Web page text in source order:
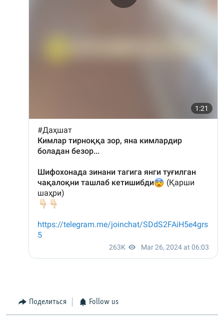
Поделиться Follow us